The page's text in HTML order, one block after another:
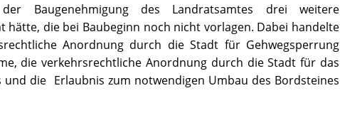
Baugenehmigung des Landratsamtes drei weitere
hätte, die bei Baubeginn noch nicht vorlagen. Dabei handelte
Anordnung durch die Stadt für Gehwegsperrung
die verkehrsrechtliche Anordnung durch die Stadt für das
und die Erlaubnis zum notwendigen Umbau des Bordsteines